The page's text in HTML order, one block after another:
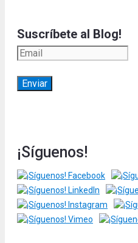
Suscríbete al Blog!
¡Síguenos!